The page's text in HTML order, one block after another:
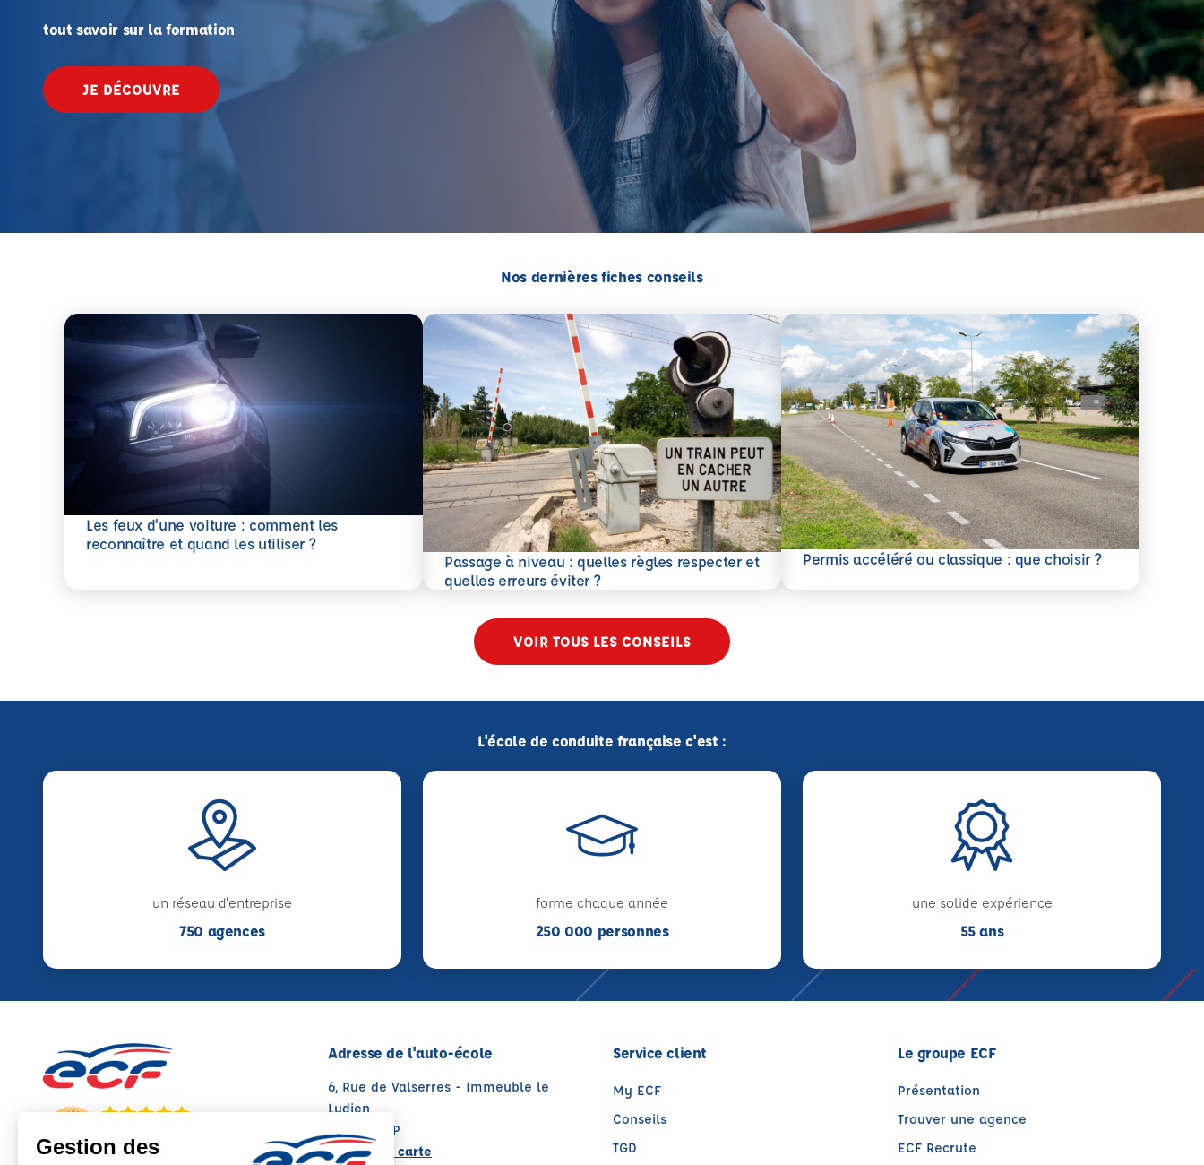
tout savoir sur la formation
JE DÉCOUVRE
Nos dernières fiches conseils
Les feux d’une voiture : comment les
reconnaître et quand les utiliser ?
En savoir plus
Passage à niveau : quelles règles respecter et
quelles erreurs éviter ?
En savoir plus
Permis accéléré ou classique : que choisir ?
En savoir plus
VOIR TOUS LES CONSEILS
L'école de conduite française c'est :
un réseau d'entreprise
750 agences
forme chaque année
250 000 personnes
une solide expérience
55 ans
Moyenne calculée sur 129 avis
Adresse de l'auto-école
6, Rue de Valserres - Immeuble le
Lydien
05000 GAP
Voir sur la carte
Service client
My ECF
Conseils
TGD
Le groupe ECF
Présentation
Trouver une agence
ECF Recrute